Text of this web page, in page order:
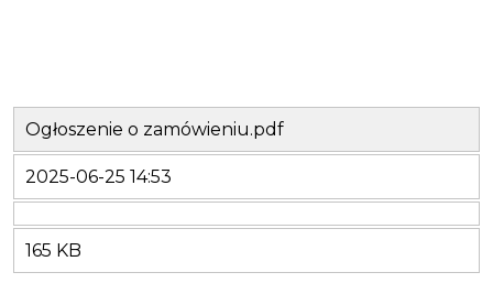
Ogłoszenie o zamówieniu.pdf
2025-06-25 14:53
165 KB